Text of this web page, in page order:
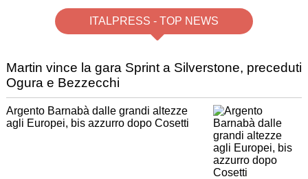
ITALPRESS - TOP NEWS
Martin vince la gara Sprint a Silverstone, preceduti
Ogura e Bezzecchi
Argento Barnabà dalle grandi altezze
agli Europei, bis azzurro dopo Cosetti